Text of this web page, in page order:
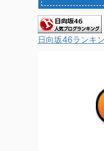
日向坂46ランキ